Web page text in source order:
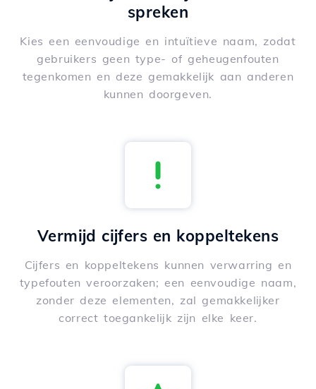
spreken
Kies een eenvoudige en intuïtieve naam, zodat
gebruikers geen type- of geheugenfouten
tegenkomen en deze gemakkelijk aan anderen
kunnen doorgeven.
Vermijd cijfers en koppeltekens
Cijfers en koppeltekens kunnen verwarring en
typefouten veroorzaken; een eenvoudige naam,
zonder deze elementen, zal gemakkelijker
correct toegankelijk zijn elke keer.